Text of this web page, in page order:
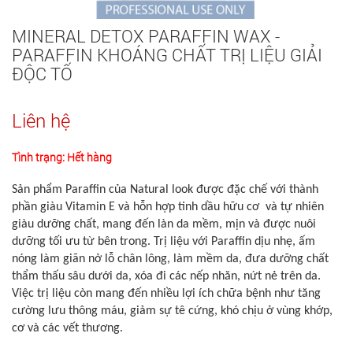
MINERAL DETOX PARAFFIN WAX -
PARAFFIN KHOÁNG CHẤT TRỊ LIỆU GIẢI
ĐỘC TỐ
Liên hệ
Tình trạng: Hết hàng
Sản phẩm Paraffin của Natural look được đặc chế với thành
phần giàu Vitamin E và hỗn hợp tinh dầu hữu cơ và tự nhiên
giàu dưỡng chất, mang đến làn da mềm, mịn và được nuôi
dưỡng tối ưu từ bên trong. Trị liệu với Paraffin dịu nhẹ, ấm
nóng làm giãn nở lỗ chân lông, làm mềm da, đưa dưỡng chất
thẩm thấu sâu dưới da, xóa đi các nếp nhăn, nứt nẻ trên da.
Việc trị liệu còn mang đến nhiều lợi ích chữa bệnh như tăng
cường lưu thông máu, giảm sự tê cứng, khó chịu ở vùng khớp,
cơ và các vết thương.